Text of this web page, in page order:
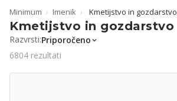
Minimum › Imenik › Kmetijstvo in gozdarstvo
Kmetijstvo in gozdarstvo
Razvrsti:Priporočeno
6804 rezultati